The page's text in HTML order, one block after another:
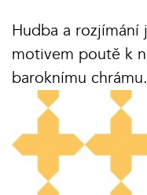
Hudba a rozjímání
motivem poutě k
baroknímu chrámu.